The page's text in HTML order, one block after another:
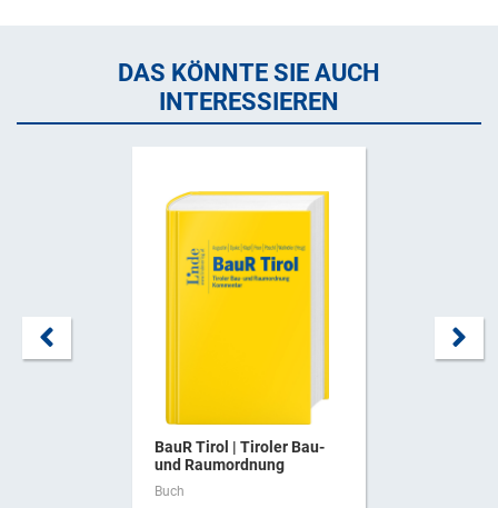
DAS KÖNNTE SIE AUCH
INTERESSIEREN
BauR Tirol | Tiroler Bau-
und Raumordnung
Buch